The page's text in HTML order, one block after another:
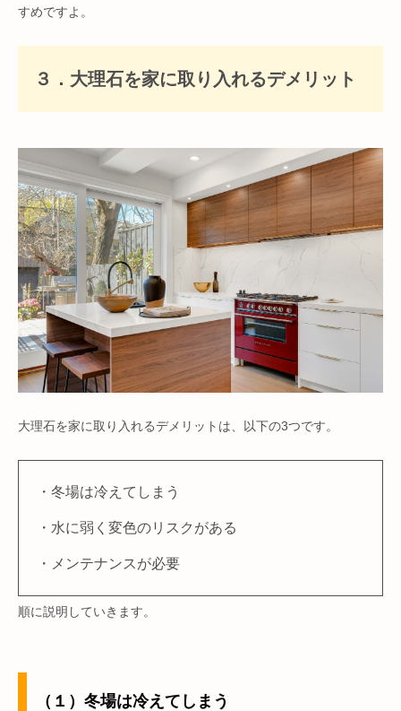
すめですよ。
３．大理石を家に取り入れるデメリット
大理石を家に取り入れるデメリットは、以下の3つです。
・冬場は冷えてしまう
・水に弱く変色のリスクがある
・メンテナンスが必要
順に説明していきます。
（１）冬場は冷えてしまう